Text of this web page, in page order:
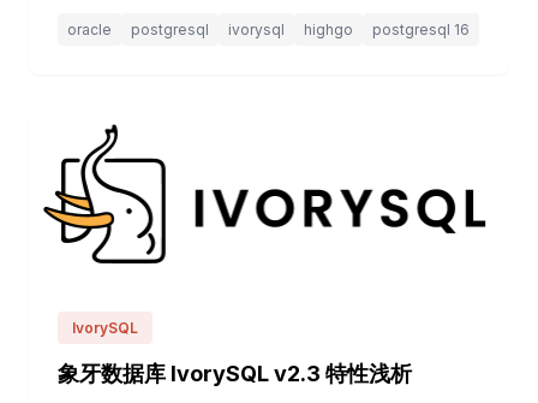
oracle postgresql ivorysql highgo postgresql 16
IvorySQL
象牙数据库 IvorySQL v2.3 特性浅析